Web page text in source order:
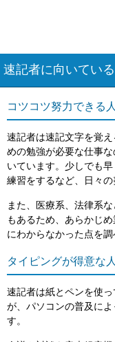
速記者に向いてい
コツコツ努力できる人
速記者は速記文字を覚
めの勉強が必要な仕事
いています。少しでも
練習をするなど、日々の
また、医療系、法律系
もあるため、あらかじ
にわからなかった点を調
タイピングが得意な人
速記者は紙とペンを使
が、パソコンの普及に
す。